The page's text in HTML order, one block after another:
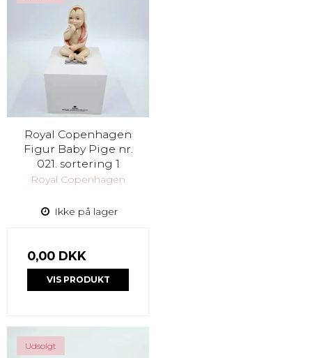
Royal Copenhagen
Figur Baby Pige nr.
021. sortering 1
Royal Copenhagen
Ikke på lager
0,00 DKK
VIS PRODUKT
Udsolgt